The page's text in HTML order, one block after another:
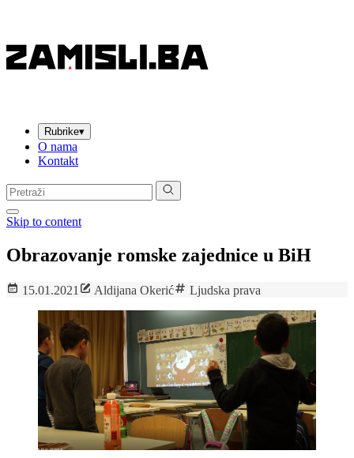
Rubrike▾
O nama
Kontakt
Pretraga:
Skip to content
Obrazovanje romske zajednice u BiH
15.01.2021 Aldijana Okerić Ljudska prava